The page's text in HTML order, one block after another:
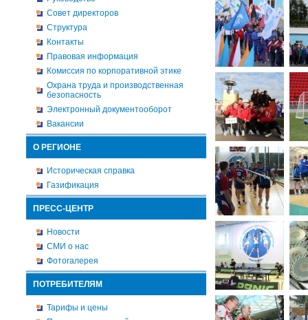
Совет директоров
Структура
Контакты
Правовая информация
Комиссия по корпоративной этике
Охрана труда и производственная
безопасность
Электронный документооборот
Вакансии
О РЕГИОНЕ
Историческая справка
Газификация
ПРЕСС-ЦЕНТР
Новости
СМИ о нас
Фотогалерея
ПОТРЕБИТЕЛЯМ
Тарифы и цены